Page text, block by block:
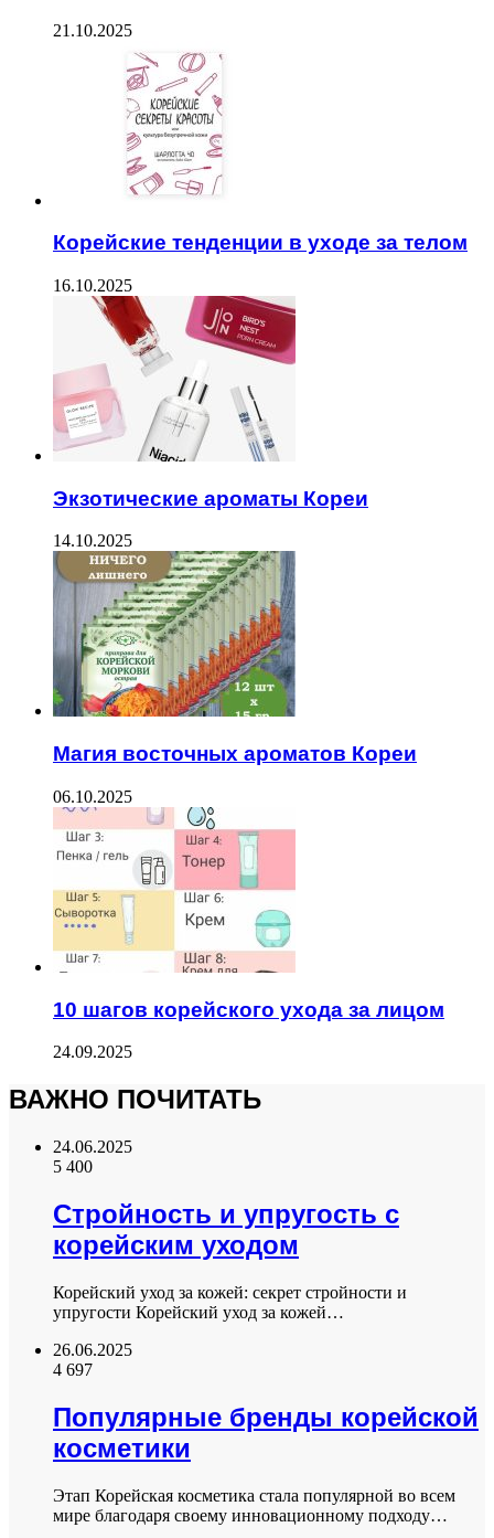
21.10.2025
Корейские тенденции в уходе за телом
16.10.2025
Экзотические ароматы Кореи
14.10.2025
Магия восточных ароматов Кореи
06.10.2025
10 шагов корейского ухода за лицом
24.09.2025
ВАЖНО ПОЧИТАТЬ
24.06.2025
5 400
Стройность и упругость с
корейским уходом
Корейский уход за кожей: секрет стройности и
упругости Корейский уход за кожей…
26.06.2025
4 697
Популярные бренды корейской
косметики
Этап Корейская косметика стала популярной во всем
мире благодаря своему инновационному подходу…